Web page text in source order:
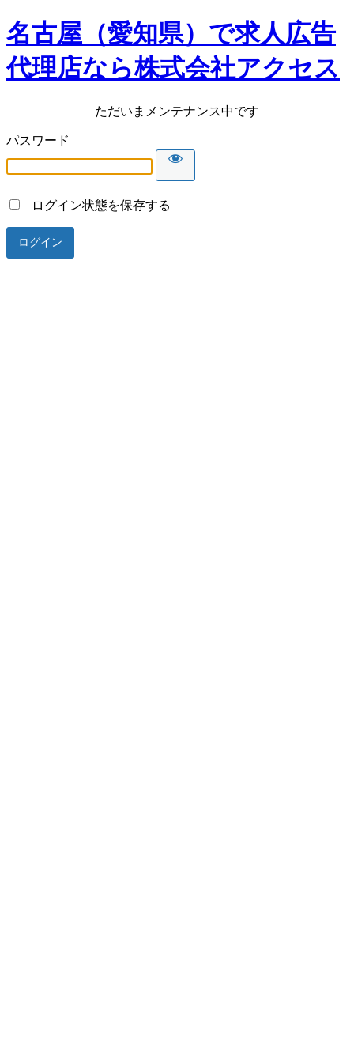
名古屋（愛知県）で求人広告
代理店なら株式会社アクセス
ただいまメンテナンス中です
パスワード
ログイン状態を保存する